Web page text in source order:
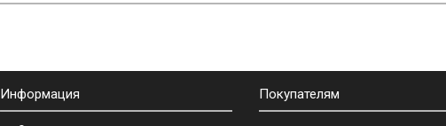
Информация Покупателям